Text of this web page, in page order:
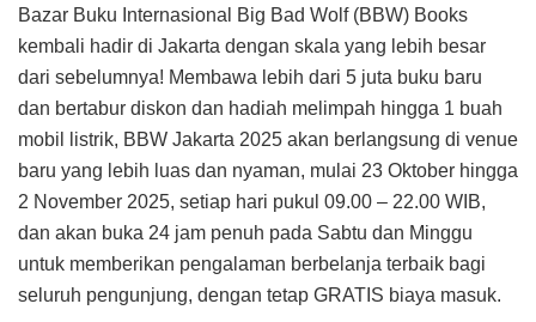
Bazar Buku Internasional Big Bad Wolf (BBW) Books
kembali hadir di Jakarta dengan skala yang lebih besar
dari sebelumnya! Membawa lebih dari 5 juta buku baru
dan bertabur diskon dan hadiah melimpah hingga 1 buah
mobil listrik, BBW Jakarta 2025 akan berlangsung di venue
baru yang lebih luas dan nyaman, mulai 23 Oktober hingga
2 November 2025, setiap hari pukul 09.00 – 22.00 WIB,
dan akan buka 24 jam penuh pada Sabtu dan Minggu
untuk memberikan pengalaman berbelanja terbaik bagi
seluruh pengunjung, dengan tetap GRATIS biaya masuk.